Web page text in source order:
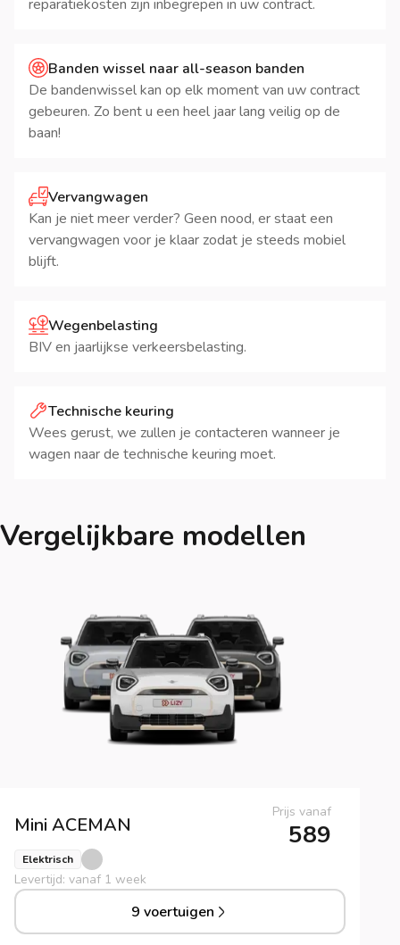
Vergelijkbare modellen
Mini ACEMAN
Prijs vanaf
589
Elektrisch
Levertijd: vanaf 1 week
9 voertuigen
reparatiekosten zijn inbegrepen in uw contract.
Banden wissel naar all-season banden
De bandenwissel kan op elk moment van uw contract
gebeuren. Zo bent u een heel jaar lang veilig op de
baan!
Vervangwagen
Kan je niet meer verder? Geen nood, er staat een
vervangwagen voor je klaar zodat je steeds mobiel
blijft.
Wegenbelasting
BIV en jaarlijkse verkeersbelasting.
Technische keuring
Wees gerust, we zullen je contacteren wanneer je
wagen naar de technische keuring moet.